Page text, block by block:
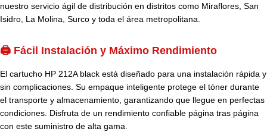
nuestro servicio ágil de distribución en distritos como Miraflores, San
Isidro, La Molina, Surco y toda el área metropolitana.
🖨️ Fácil Instalación y Máximo Rendimiento
El cartucho HP 212A black está diseñado para una instalación rápida y
sin complicaciones. Su empaque inteligente protege el tóner durante
el transporte y almacenamiento, garantizando que llegue en perfectas
condiciones. Disfruta de un rendimiento confiable página tras página
con este suministro de alta gama.